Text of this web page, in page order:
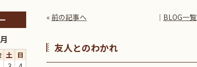
« 前の記事へ │ BLOG一覧
友人とのわかれ
土 日